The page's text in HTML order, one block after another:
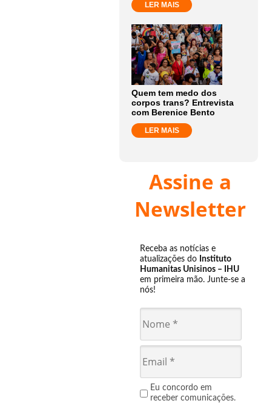
LER MAIS
Quem tem medo dos
corpos trans? Entrevista
com Berenice Bento
LER MAIS
Assine a
Newsletter
Receba as notícias e
atualizações do Instituto
Humanitas Unisinos – IHU
em primeira mão. Junte-se a
nós!
Eu concordo em
receber comunicações.